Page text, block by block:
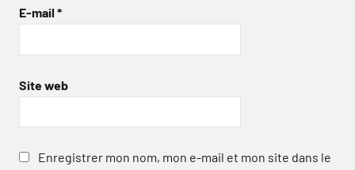
E-mail *
Site web
Enregistrer mon nom, mon e-mail et mon site dans le